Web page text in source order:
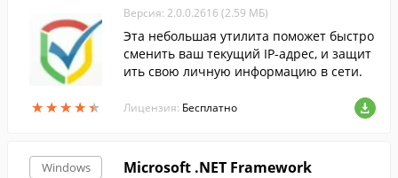
★★★★★
★★★★★
Версия: 2.0.0.2616 (2.59 МБ)
Эта небольшая утилита поможет быстро
сменить ваш текущий IP-адрес, и защит
ить свою личную информацию в сети.
Лицензия: Бесплатно
Windows Microsoft .NET Framework